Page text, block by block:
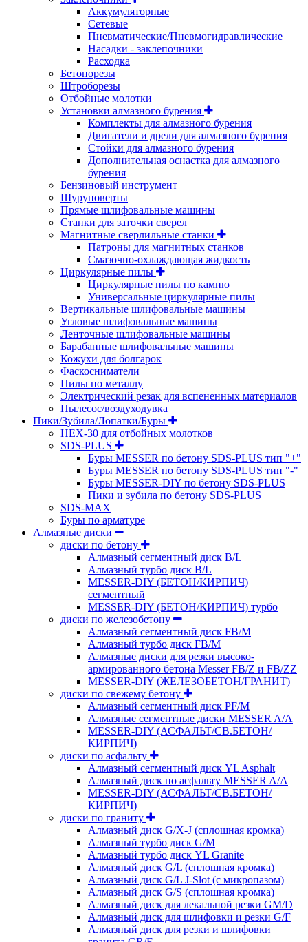
Аккумуляторные
Сетевые
Пневматические/Пневмогидравлические
Насадки - заклепочники
Расходка
Бетонорезы
Штроборезы
Отбойные молотки
Установки алмазного бурения
Комплекты для алмазного бурения
Двигатели и дрели для алмазного бурения
Стойки для алмазного бурения
Дополнительная оснастка для алмазного
бурения
Бензиновый инструмент
Шуруповерты
Прямые шлифовальные машины
Станки для заточки сверел
Магнитные сверлильные станки
Патроны для магнитных станков
Смазочно-охлаждающая жидкость
Циркулярные пилы
Циркулярные пилы по камню
Универсальные циркулярные пилы
Вертикальные шлифовальные машины
Угловые шлифовальные машины
Ленточные шлифовальные машины
Барабанные шлифовальные машины
Кожухи для болгарок
Фаскосниматели
Пилы по металлу
Электрический резак для вспененных материалов
Пылесос/воздуходувка
Пики/Зубила/Лопатки/Буры
HEX-30 для отбойных молотков
SDS-PLUS
Буры MESSER по бетону SDS-PLUS тип "+"
Буры MESSER по бетону SDS-PLUS тип "-"
Буры MESSER-DIY по бетону SDS-PLUS
Пики и зубила по бетону SDS-PLUS
SDS-MAX
Буры по арматуре
Алмазные диски
диски по бетону
Алмазный сегментный диск B/L
Алмазный турбо диск B/L
MESSER-DIY (БЕТОН/КИРПИЧ)
сегментный
MESSER-DIY (БЕТОН/КИРПИЧ) турбо
диски по железобетону
Алмазный сегментный диск FB/M
Алмазный турбо диск FB/M
Алмазные диски для резки высоко-
армированного бетона Messer FB/Z и FB/ZZ
MESSER-DIY (ЖЕЛЕЗОБЕТОН/ГРАНИТ)
диски по свежему бетону
Алмазный сегментный диск PF/M
Алмазные сегментные диски MESSER A/A
MESSER-DIY (АСФАЛЬТ/СВ.БЕТОН/
КИРПИЧ)
диски по асфальту
Алмазный сегментный диск YL Asphalt
Алмазный диск по асфальту MESSER A/A
MESSER-DIY (АСФАЛЬТ/СВ.БЕТОН/
КИРПИЧ)
диски по граниту
Алмазный диск G/X-J (сплошная кромка)
Алмазный турбо диск G/M
Алмазный турбо диск YL Granite
Алмазный диск G/L (сплошная кромка)
Алмазный диск G/L J-Slot (с микропазом)
Алмазный диск G/S (сплошная кромка)
Алмазный диск для лекальной резки GM/D
Алмазный диск для шлифовки и резки G/F
Алмазный диск для резки и шлифовки